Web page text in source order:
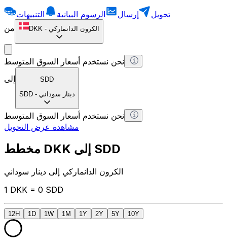
تحويل إرسال الرسوم البيانية
التنبيهات
من
DKK - الكرون الدانماركي
نحن نستخدم أسعار السوق المتوسط
إلى
SDD
SDD - دينار سوداني
نحن نستخدم أسعار السوق المتوسط
مشاهدة عرض التحويل
مخطط DKK إلى SDD
الكرون الدانماركي إلى دينار سوداني
1 DKK = 0 SDD
12H 1D 1W 1M 1Y 2Y 5Y 10Y